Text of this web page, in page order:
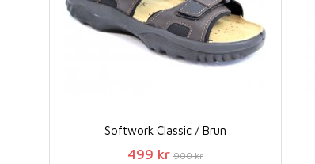
Softwork Classic / Brun
499 kr 900 kr